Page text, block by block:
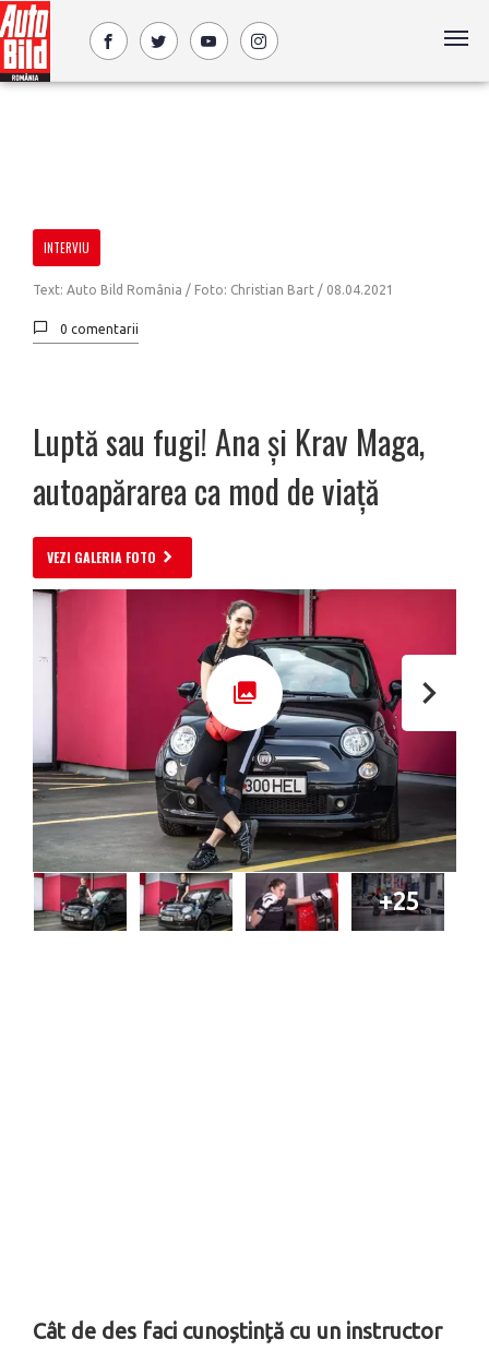
INTERVIU
Text: Auto Bild România / Foto: Christian Bart / 08.04.2021
0 comentarii
Luptă sau fugi! Ana și Krav Maga,
autoapărarea ca mod de viață
VEZI GALERIA FOTO
+25
Cât de des faci cunoștință cu un instructor